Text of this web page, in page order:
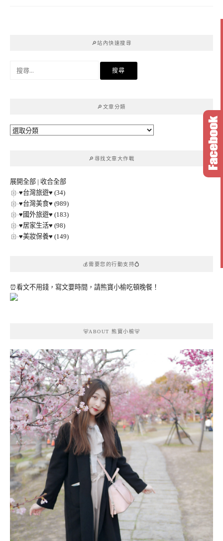
🔎站內快速搜尋
🔎文章分類
🔎
🔎尋找文章大作戰
展開全部 | 收合全部
♥台灣旅遊♥ (34)
♥台灣美食♥ (989)
♥國外旅遊♥ (183)
♥居家生活♥ (98)
♥美妝保養♥ (149)
💰需要您的行動支持💍
⏰看文不用錢，寫文要時間，請熊寶小榆吃頓晚餐！
🐻ABOUT 熊寶小榆🐻